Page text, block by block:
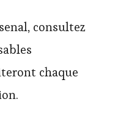
consultez
chaque